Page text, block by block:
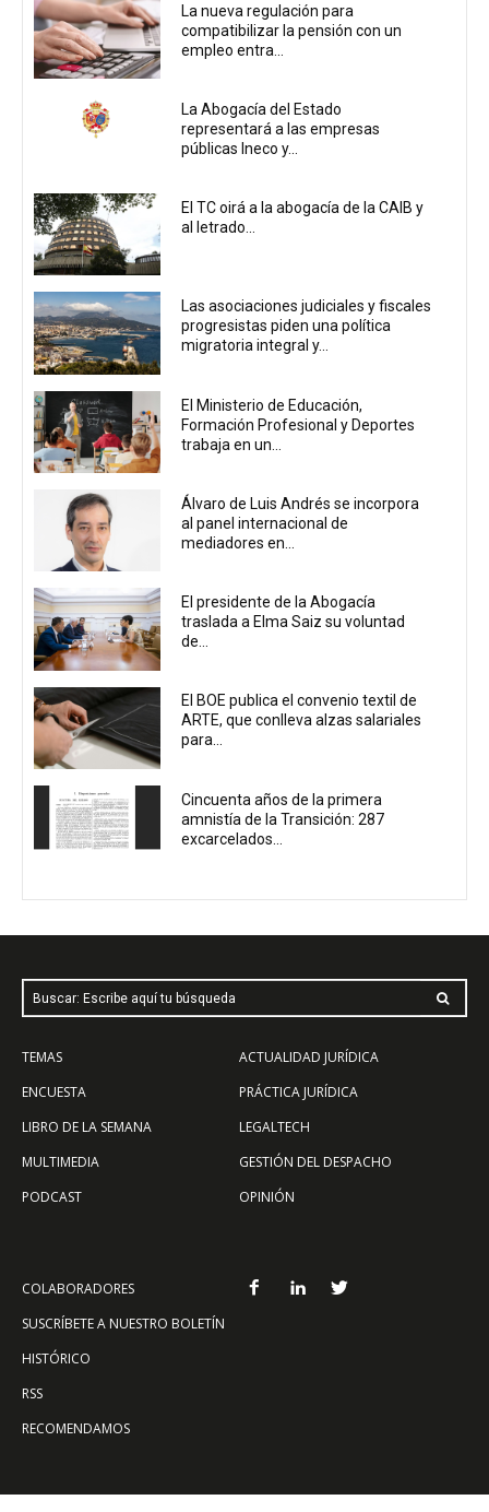
La nueva regulación para
compatibilizar la pensión con un
empleo entra...
La Abogacía del Estado
representará a las empresas
públicas Ineco y...
El TC oirá a la abogacía de la CAIB y
al letrado...
Las asociaciones judiciales y fiscales
progresistas piden una política
migratoria integral y...
El Ministerio de Educación,
Formación Profesional y Deportes
trabaja en un...
Álvaro de Luis Andrés se incorpora
al panel internacional de
mediadores en...
El presidente de la Abogacía
traslada a Elma Saiz su voluntad
de...
El BOE publica el convenio textil de
ARTE, que conlleva alzas salariales
para...
Cincuenta años de la primera
amnistía de la Transición: 287
excarcelados...
Buscar: Escribe aquí tu búsqueda
TEMAS
ENCUESTA
LIBRO DE LA SEMANA
MULTIMEDIA
PODCAST
ACTUALIDAD JURÍDICA
PRÁCTICA JURÍDICA
LEGALTECH
GESTIÓN DEL DESPACHO
OPINIÓN
COLABORADORES
SUSCRÍBETE A NUESTRO BOLETÍN
HISTÓRICO
RSS
RECOMENDAMOS